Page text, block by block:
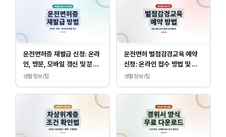
운전면허증 재발급 신청: 온라
인, 방문, 모바일 갱신 및 분실
대응
생활정보/팁
운전면허 벌점감경교육 예약
신청: 온라인 접수 방법 및 비
용 안내
생활정보/팁